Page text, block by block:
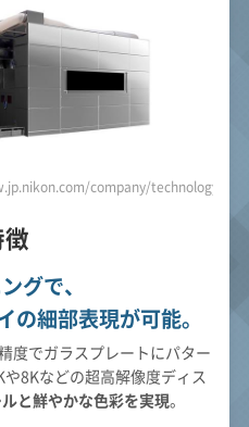
company/technology/
グで、
細部表現が可能。
度でガラスプレートにパター
8Kなどの超高解像度ディス
と鮮やかな色彩を実現。